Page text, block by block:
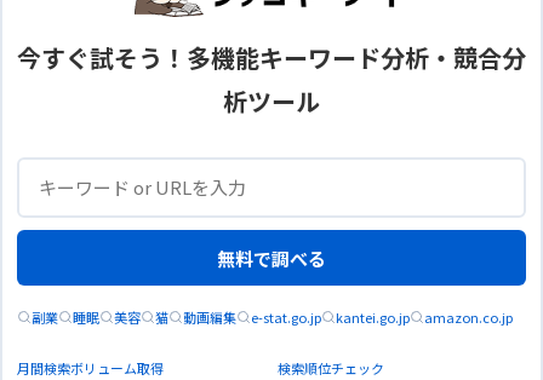
今すぐ試そう！多機能キーワード分析・競合分
析ツール
無料で調べる
副業 睡眠 美容 猫 動画編集 e-stat.go.jp kantei.go.jp amazon.co.jp
月間検索ボリューム取得
検索順位チェック